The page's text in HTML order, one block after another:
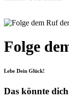
Folge
Lebe Dein Glück!
Das könnte